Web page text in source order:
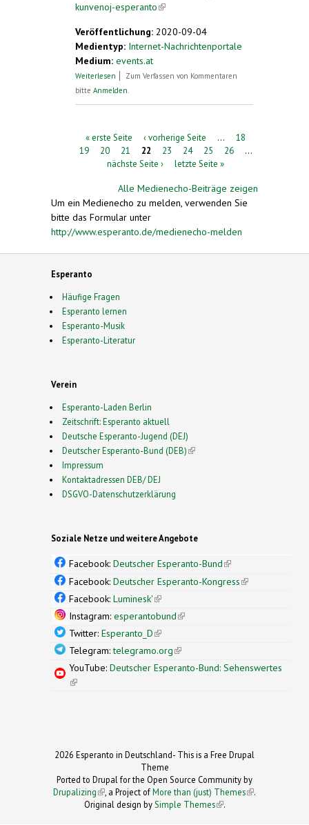
kunvenoj-esperanto(link is external)
Veröffentlichung: 2020-09-04
Medientyp: Internet-Nachrichtenportale
Medium: events.at
Weiterlesen über Cannabaj Kunvenoj (Esperanto)
Zum Verfassen von Kommentaren
bitte Anmelden.
Seiten« erste Seite ‹ vorherige Seite …
18
19
20 21 22 23 24 25 26
…
nächste Seite ›
letzte Seite »
Alle Medienecho-Beiträge zeigen
Um ein Medienecho zu melden, verwenden Sie
bitte das Formular unter
http://www.esperanto.de/medienecho-melden
Esperanto
Häufige Fragen
Esperanto lernen
Esperanto-Musik
Esperanto-Literatur
Verein
Esperanto-Laden Berlin
Zeitschrift: Esperanto aktuell
Deutsche Esperanto-Jugend (DEJ)
Deutscher Esperanto-Bund (DEB)(link is external)
Impressum
Kontaktadressen DEB/ DEJ
DSGVO-Datenschutzerklärung
Soziale Netze und weitere Angebote
Facebook: Deutscher Esperanto-Bund(link is
external)
Facebook: Deutscher Esperanto-Kongress(link is
Facebook: Luminesk'(link is external)
Instagram: esperantobund(link is external)
Twitter: Esperanto_D(link is external)
Telegram:telegramo.org(link is external)
YouTube: Deutscher Esperanto-Bund: Sehenswertes
(link is external)
2026 Esperanto in Deutschland- This is a Free Drupal
Theme
Ported to Drupal for the Open Source Community by
Drupalizing(link is external)
, a Project ofMore than (just) Themes (link is
.
Original design bySimple Themes
(link is
.